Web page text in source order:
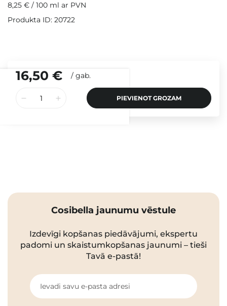
16,50 € / gab.
PIEVIENOT GROZAM
8,25 € / 100 ml ar PVN
Produkta ID: 20722
Cosibella jaunumu vēstule
Izdevīgi kopšanas piedāvājumi, ekspertu
padomi un skaistumkopšanas jaunumi – tieši
Tavā e-pastā!
Ievadi savu e-pasta adresi